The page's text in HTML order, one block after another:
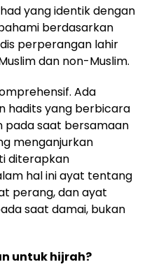
yang identik dengan
berdasarkan
perperangan lahir
dan non-Muslim.
Ada
hadits yang berbicara
pada saat bersamaan
menganjurkan
diterapkan
hal ini ayat tentang
perang, dan ayat
saat damai, bukan
untuk hijrah?